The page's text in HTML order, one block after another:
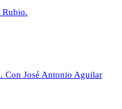
Rubio.
Con José Antonio Aguilar